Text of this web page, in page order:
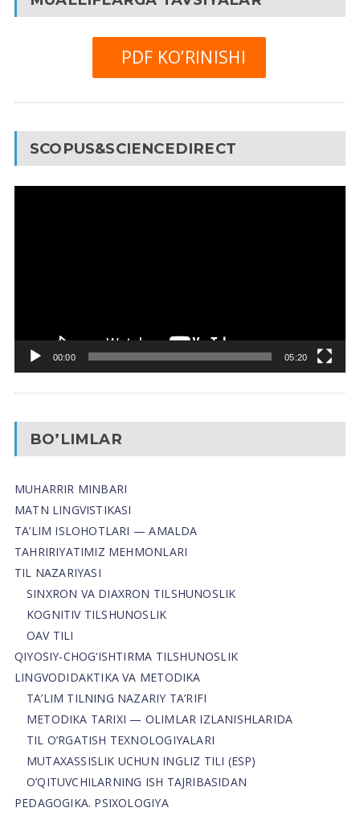
PDF KO’RINISHI
SCOPUS&SCIENCEDIRECT
00:00 05:20
BO’LIMLAR
MUHARRIR MINBARI
MATN LINGVISTIKASI
TA’LIM ISLOHOTLARI — AMALDA
TAHRIRIYATIMIZ MEHMONLARI
TIL NAZARIYASI
SINXRON VA DIAXRON TILSHUNOSLIK
KOGNITIV TILSHUNOSLIK
OAV TILI
QIYOSIY-CHOG‘ISHTIRMA TILSHUNOSLIK
LINGVODIDAKTIKA VA METODIKA
TA’LIM TILNING NAZARIY TA’RIFI
METODIKA TARIXI — OLIMLAR IZLANISHLARIDA
TIL O’RGATISH TEXNOLOGIYALARI
MUTAXASSISLIK UCHUN INGLIZ TILI (ESP)
O’QITUVCHILARNING ISH TAJRIBASIDAN
PEDAGOGIKA. PSIXOLOGIYA